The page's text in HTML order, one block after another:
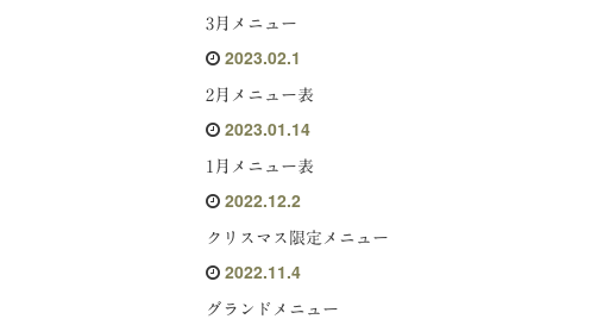
3月メニュー
2023.02.1
2月メニュー表
2023.01.14
1月メニュー表
2022.12.2
クリスマス限定メニュー
2022.11.4
グランドメニュー